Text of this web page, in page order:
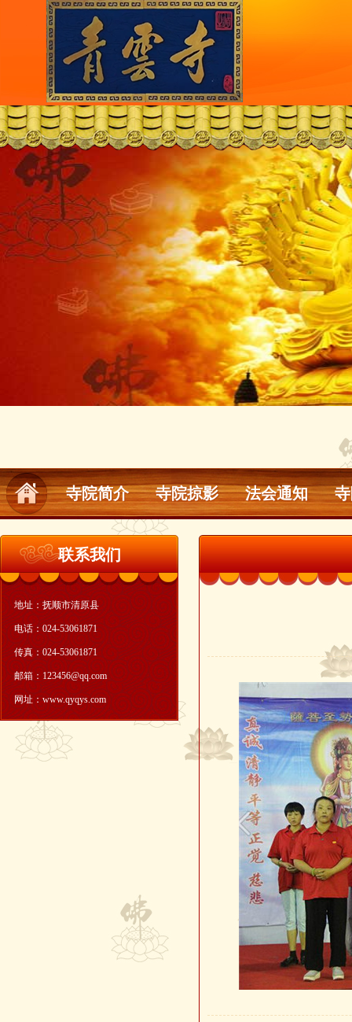
寺院简介 寺院掠影 法会通知
联系我们
地址：抚顺市清原县
电话：024-53061871
传真：024-53061871
邮箱：123456@qq.com
网址：www.qyqys.com